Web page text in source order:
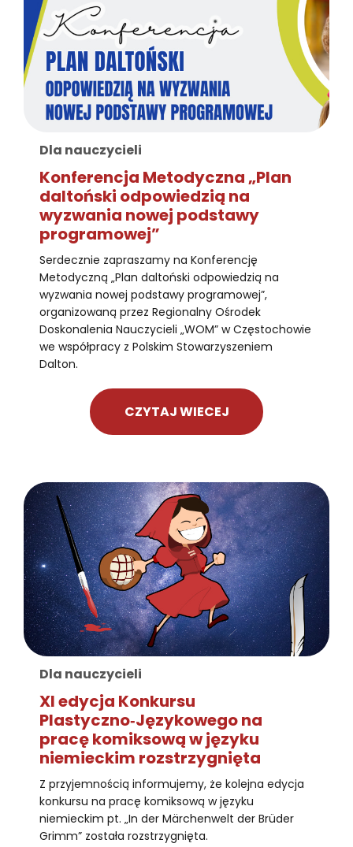
Dla nauczycieli
Konferencja Metodyczna „Plan
daltoński odpowiedzią na
wyzwania nowej podstawy
programowej”
Serdecznie zapraszamy na Konferencję
Metodyczną „Plan daltoński odpowiedzią na
wyzwania nowej podstawy programowej”,
organizowaną przez Regionalny Ośrodek
Doskonalenia Nauczycieli „WOM” w Częstochowie
we współpracy z Polskim Stowarzyszeniem
Dalton.
CZYTAJ WIECEJ
Dla nauczycieli
XI edycja Konkursu
Plastyczno‑Językowego na
pracę komiksową w języku
niemieckim rozstrzygnięta
Z przyjemnością informujemy, że kolejna edycja
konkursu na pracę komiksową w języku
niemieckim pt. „In der Märchenwelt der Brüder
Grimm” została rozstrzygnięta.